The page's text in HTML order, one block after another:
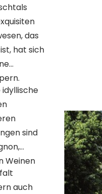
das
hat sich
sind
Weinen
auch